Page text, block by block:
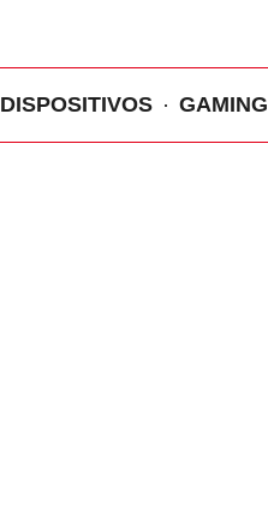
DISPOSITIVOS GAMING